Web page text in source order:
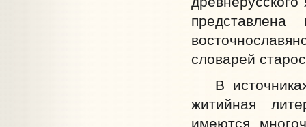
словарей
В источниках
житийная
имеются